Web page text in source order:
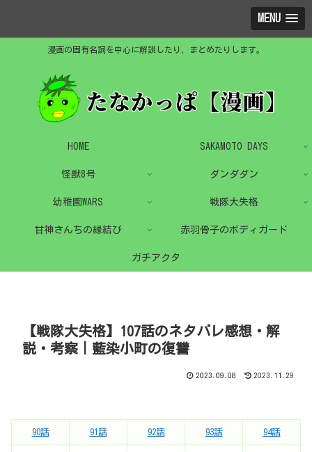
MENU
漫画の固有名詞を中心に解説したり、まとめたりします。
HOME SAKAMOTO DAYS
怪獣8号 ダンダダン
幼稚園WARS 戦隊大失格
甘神さんちの縁結び 赤羽骨子のボディガード
ガチアクタ
【戦隊大失格】107話のネタバレ感想・解
説・考察｜藍染小町の復讐
2023.09.08 2023.11.29
90話 91話 92話 93話 94話